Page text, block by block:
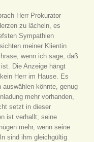
Herr Prokurator
zu lächeln, es
Sympathien
meiner Klientin
wenn ich sage, daß
Die Anzeige hängt
Herr im Hause. Es
auswählen könnte, genug
mehr vorhanden,
setzt in dieser
ist verhallt; seine
mehr, wenn seine
sind ihm gleichgültig